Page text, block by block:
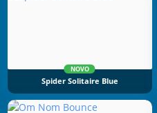
NOVO
Spider Solitaire Blue